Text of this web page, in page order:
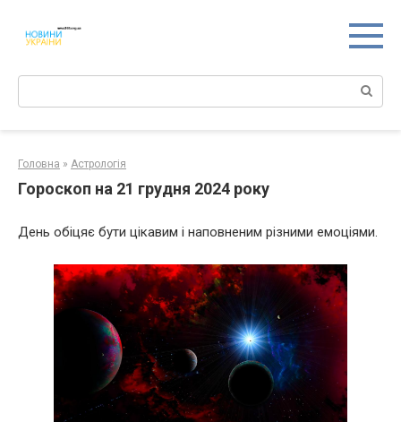
контенту
Поиск:
Головна » Астрологія
Гороскоп на 21 грудня 2024 року
День обіцяє бути цікавим і наповненим різними емоціями.